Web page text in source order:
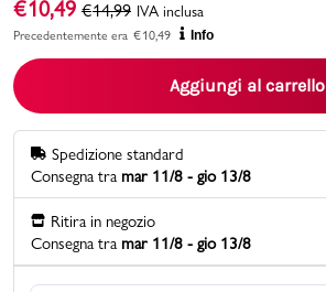
Accedi | Registrati
Carrello
Promo & News
contatti
€10,49 €14,99 IVA inclusa
Precedentemente era €10,49 Info
Aggiungi al carrello
Spedizione standard
Consegna tra mar 11/8 - gio 13/8
Ritira in negozio
Consegna tra mar 11/8 - gio 13/8